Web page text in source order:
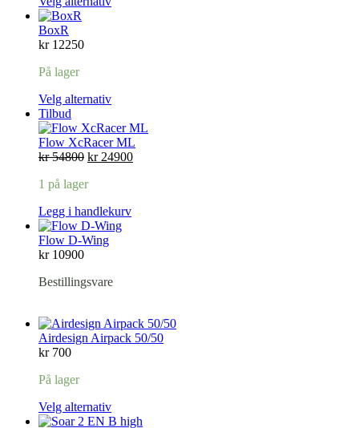
BoxR
kr12250
På lager
Velg alternativ
Tilbud
på
salg
Flow XcRacer ML
kr54800 Opprinnelig
var:
kr24900Nåværende
1 på lager
Legg i handlekurv
Flow D-Wing
kr10900
Bestillingsvare
Airdesign Airpack 50/50
kr700
På lager
Velg alternativ